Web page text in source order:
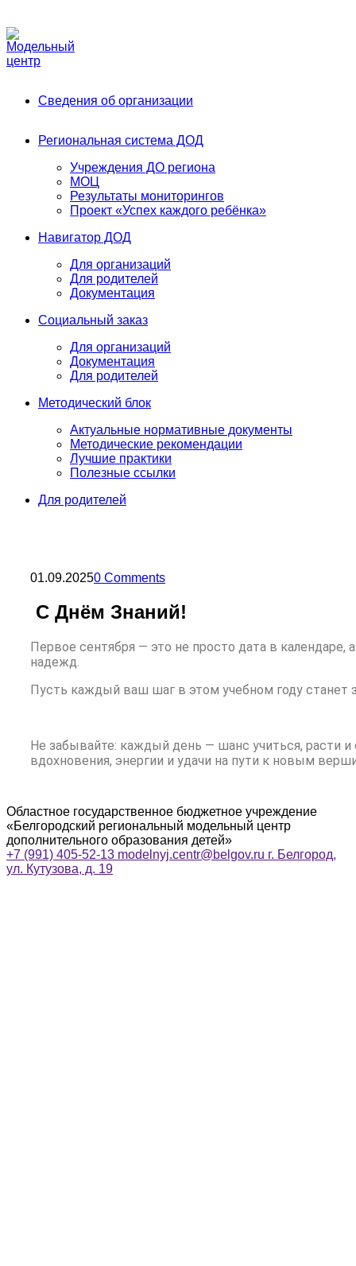
Сведения об организации
Региональная система ДОД
Учреждения ДО региона
МОЦ
Результаты мониторингов
Проект «Успех каждого ребёнка»
Навигатор ДОД
Для организаций
Для родителей
Документация
Социальный заказ
Для организаций
Документация
Для родителей
Методический блок
Актуальные нормативные документы
Методические рекомендации
Лучшие практики
Полезные ссылки
Для родителей
01.09.20250 Comments
С Днём Знаний!
Первое сентября — это не просто дата в
надежд.
Пусть каждый ваш шаг в этом учебном году станет
Не забывайте: каждый день — шанс учиться, расти
вдохновения, энергии и удачи на пути к новым
Областное государственное бюджетное учреждение
«Белгородский региональный модельный центр
дополнительного образования детей»
+7 (991) 405-52-13 modelnyj.centr@belgov.ru г. Белгород,
ул. Кутузова, д. 19